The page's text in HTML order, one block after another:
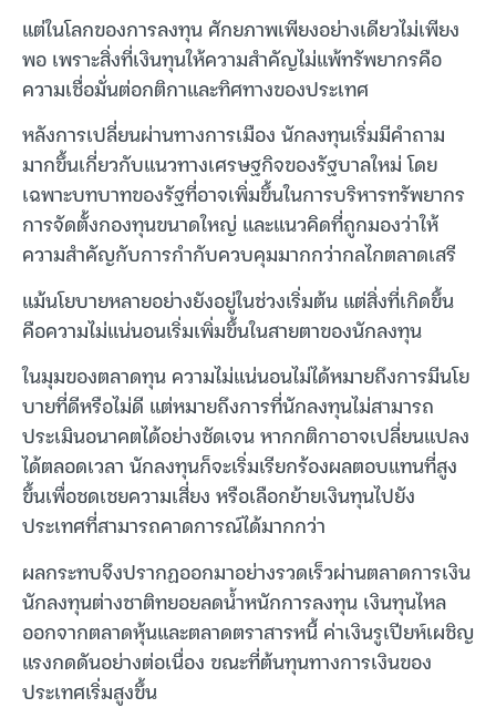
แต่ในโลกของการลงทุน ศักยภาพเพียงอย่างเดียวไม่เพียง
พอ เพราะสิ่งที่เงินทุนให้ความสำคัญไม่แพ้ทรัพยากรคือ
ความเชื่อมั่นต่อกติกาและทิศทางของประเทศ
หลังการเปลี่ยนผ่านทางการเมือง นักลงทุนเริ่มมีคำถาม
มากขึ้นเกี่ยวกับแนวทางเศรษฐกิจของรัฐบาลใหม่ โดย
เฉพาะบทบาทของรัฐที่อาจเพิ่มขึ้นในการบริหารทรัพยากร
การจัดตั้งกองทุนขนาดใหญ่ และแนวคิดที่ถูกมองว่าให้
ความสำคัญกับการกำกับควบคุมมากกว่ากลไกตลาดเสรี
แม้นโยบายหลายอย่างยังอยู่ในช่วงเริ่มต้น แต่สิ่งที่เกิดขึ้น
คือความไม่แน่นอนเริ่มเพิ่มขึ้นในสายตาของนักลงทุน
ในมุมของตลาดทุน ความไม่แน่นอนไม่ได้หมายถึงการมีนโย
บายที่ดีหรือไม่ดี แต่หมายถึงการที่นักลงทุนไม่สามารถ
ประเมินอนาคตได้อย่างชัดเจน หากกติกาอาจเปลี่ยนแปลง
ได้ตลอดเวลา นักลงทุนก็จะเริ่มเรียกร้องผลตอบแทนที่สูง
ขึ้นเพื่อชดเชยความเสี่ยง หรือเลือกย้ายเงินทุนไปยัง
ประเทศที่สามารถคาดการณ์ได้มากกว่า
ผลกระทบจึงปรากฏออกมาอย่างรวดเร็วผ่านตลาดการเงิน
นักลงทุนต่างชาติทยอยลดน้ำหนักการลงทุน เงินทุนไหล
ออกจากตลาดหุ้นและตลาดตราสารหนี้ ค่าเงินรูเปียห์เผชิญ
แรงกดดันอย่างต่อเนื่อง ขณะที่ต้นทุนทางการเงินของ
ประเทศเริ่มสูงขึ้น